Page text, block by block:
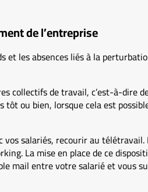
de l’entreprise
et les absences liés à la
collectifs de travail, c’est-à-dire
ou bien, lorsque cela est
salariés, recourir au
La mise en place de ce
mail entre votre salarié et vous